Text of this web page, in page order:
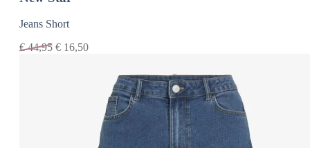
Jeans Short
€44,95 € 16,50